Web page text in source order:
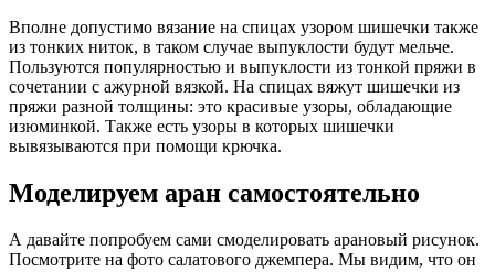
Вполне допустимо вязание на спицах узором шишечки также
из тонких ниток, в таком случае выпуклости будут мельче.
Пользуются популярностью и выпуклости из тонкой пряжи в
сочетании с ажурной вязкой. На спицах вяжут шишечки из
пряжи разной толщины: это красивые узоры, обладающие
изюминкой. Также есть узоры в которых шишечки
вывязываются при помощи крючка.
Моделируем аран самостоятельно
А давайте попробуем сами смоделировать арановый рисунок.
Посмотрите на фото салатового джемпера. Мы видим, что он